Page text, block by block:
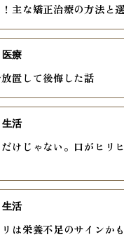
主な矯正治療の方法と
置して後悔した話
医療
けじゃない。口がヒリ
生活
は栄養不足のサインか
生活